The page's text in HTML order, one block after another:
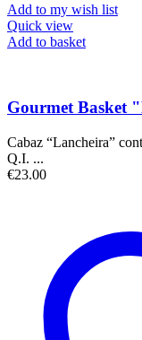
Add to my wish list
Quick view
Add to basket
Gourmet Basket
Cabaz “Lancheira”
Q.I. ...
€23.00